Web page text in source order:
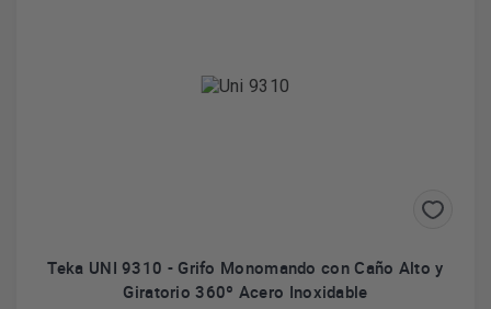
Teka UNI 9310 - Grifo Monomando con Caño Alto y
Giratorio 360º Acero Inoxidable